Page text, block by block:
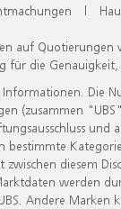
|
auf
für die
Die
(zusammen
bestimmte
diesem
werden
Andere Marken